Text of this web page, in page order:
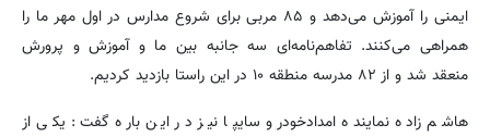
ایمنی را آموزش می‌دهد و ۸۵ مربی برای شروع مدارس در اول مهر ما را
همراهی می‌کنند. تفاهم‌نامه‌ای سه جانبه بین ما و آموزش و پرورش
منعقد شد و از ۸۲ مدرسه منطقه ۱۰ در این راستا بازدید کردیم.
هاشم زاده نماینده امدادخودرو سایپا نیز در این باره گفت: یکی از